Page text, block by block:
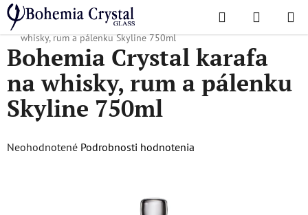
Prejsť
na
obsah
Hľadať
KOŠÍK
Domov
/ Obľúbené kolekcie / Skyline
Bohemia Crystal karafa na
whisky, rum a pálenku Skyline 750ml
Bohemia Crystal karafa
na whisky, rum a pálenku
Skyline 750ml
Priemerné
Neohodnotené Podrobnosti hodnotenia